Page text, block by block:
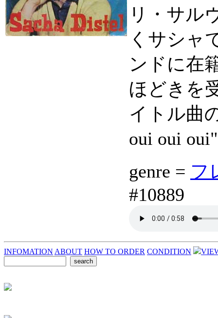
リ・サル
くサシャ
ンドに在
ほどきを
イトル曲
oui oui
genre = フ
#10889
INFOMATION ABOUT HOW TO ORDER CONDITION